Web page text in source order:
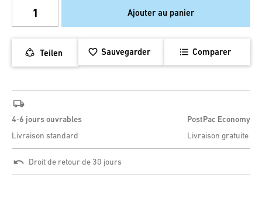
Ajouter au panier
Teilen Sauvegarder Comparer
4-6 jours ouvrables
Livraison standard
PostPac Economy
Livraison gratuite
Droit de retour de 30 jours